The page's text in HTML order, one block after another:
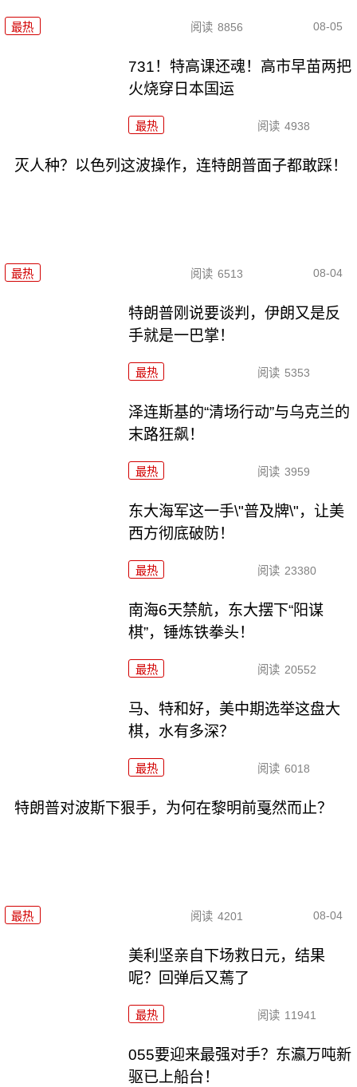
最热 阅读 8856 08-05
731！特高课还魂！高市早苗两把
火烧穿日本国运
最热 阅读 4938
灭人种？以色列这波操作，连特朗普面子都敢踩！
最热 阅读 6513 08-04
特朗普刚说要谈判，伊朗又是反
手就是一巴掌！
最热 阅读 5353
泽连斯基的“清场行动”与乌克兰的
末路狂飙！
最热 阅读 3959
东大海军这一手\"普及牌\"，让美
西方彻底破防！
最热 阅读 23380
南海6天禁航，东大摆下“阳谋
棋”，锤炼铁拳头！
最热 阅读 20552
马、特和好，美中期选举这盘大
棋，水有多深？
最热 阅读 6018
特朗普对波斯下狠手，为何在黎明前戛然而止？
最热 阅读 4201 08-04
美利坚亲自下场救日元，结果
呢？回弹后又蔫了
最热 阅读 11941
055要迎来最强对手？东瀛万吨新
驱已上船台！